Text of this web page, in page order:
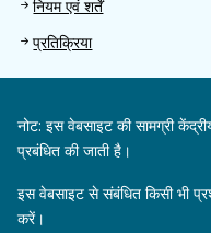
नियम एवं शर्तें
प्रतिक्रिया
नोट: इस वेबसाइट की सामग्री
प्रबंधित की जाती है।
इस वेबसाइट से संबंधित किसी भी
करें।